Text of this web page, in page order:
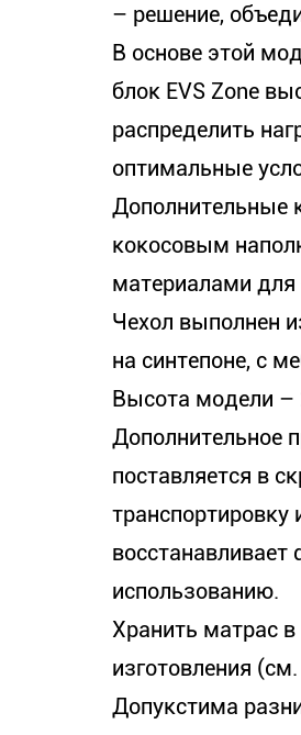
– решение,
В основе этой
блок EVS Zone
распределить
оптимальные
Дополнительные
кокосовым
материалами для
Чехол выполнен
на синтепоне, с
Высота модели –
Дополнительное
поставляется в
восстанавливает
использованию.
Хранить матрас
изготовления
Допукстима